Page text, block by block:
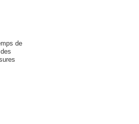
de